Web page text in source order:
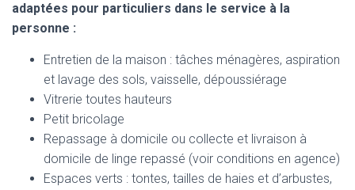
adaptées pour particuliers dans le service à la
personne :
Entretien de la maison : tâches ménagères, aspiration
et lavage des sols, vaisselle, dépoussiérage
Vitrerie toutes hauteurs
Petit bricolage
Repassage à domicile ou collecte et livraison à
domicile de linge repassé (voir conditions en agence)
Espaces verts : tontes, tailles de haies et d’arbustes,